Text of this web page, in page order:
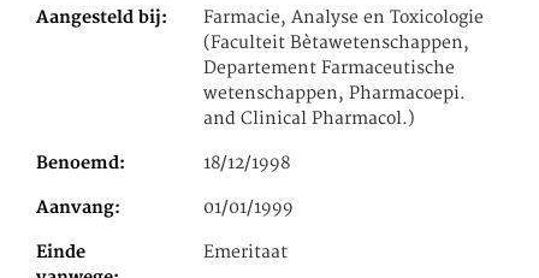
Aangesteld bij
Farmacie, Analyse en Toxicologie
(Faculteit Bètawetenschappen,
Departement Farmaceutische
wetenschappen, Pharmacoepi.
and Clinical Pharmacol.)
Benoemd 18/12/1998
Aanvang 01/01/1999
Einde
Emeritaat